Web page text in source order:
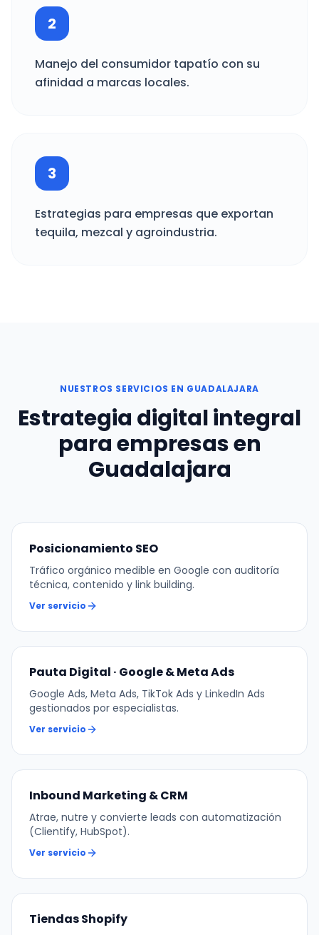
2
Manejo del consumidor tapatío con su
afinidad a marcas locales.
3
Estrategias para empresas que exportan
tequila, mezcal y agroindustria.
NUESTROS SERVICIOS EN GUADALAJARA
Estrategia digital integral
para empresas en
Guadalajara
Posicionamiento SEO
Tráfico orgánico medible en Google con auditoría
técnica, contenido y link building.
Ver servicio
Pauta Digital · Google & Meta Ads
Google Ads, Meta Ads, TikTok Ads y LinkedIn Ads
gestionados por especialistas.
Ver servicio
Inbound Marketing & CRM
Atrae, nutre y convierte leads con automatización
(Clientify, HubSpot).
Ver servicio
Tiendas Shopify